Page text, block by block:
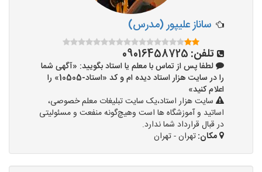
ساناز علیپور (مدرس)
تلفن: 09016458725
لطفا پس از تماس با معلم یا استاد بگویید: «آگهی شما
را در سایت هزار استاد دیده ام و کد «استاد-10505» را
اعلام کنید»
سایت هزار استاد،یک سایت تبلیغات معلم خصوصی،
اساتید و آموزشگاه ها است وهیچ‌گونه منفعت و مسئولیتی
در قبال قرارداد شما ندارد.
مکان:تهران - تهران